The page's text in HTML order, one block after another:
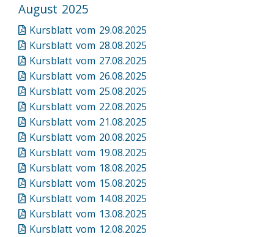
August 2025
Kursblatt vom 29.08.2025
Kursblatt vom 28.08.2025
Kursblatt vom 27.08.2025
Kursblatt vom 26.08.2025
Kursblatt vom 25.08.2025
Kursblatt vom 22.08.2025
Kursblatt vom 21.08.2025
Kursblatt vom 20.08.2025
Kursblatt vom 19.08.2025
Kursblatt vom 18.08.2025
Kursblatt vom 15.08.2025
Kursblatt vom 14.08.2025
Kursblatt vom 13.08.2025
Kursblatt vom 12.08.2025